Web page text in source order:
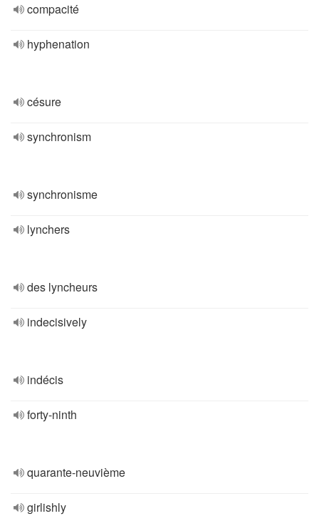
compacité
hyphenation
césure
synchronism
synchronisme
lynchers
des lyncheurs
indecisively
indécis
forty-ninth
quarante-neuvième
girlishly